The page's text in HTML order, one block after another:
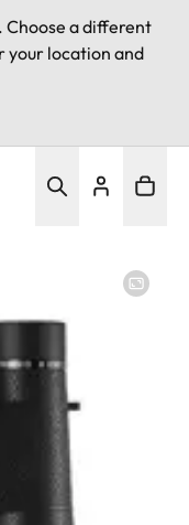
. Choose a different
your location and